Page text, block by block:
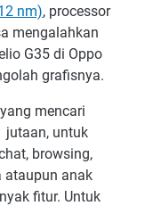
nm), processor
mengalahkan
G35 di Oppo
grafisnya.
mencari
jutaan, untuk
browsing,
ataupun anak
fitur. Untuk